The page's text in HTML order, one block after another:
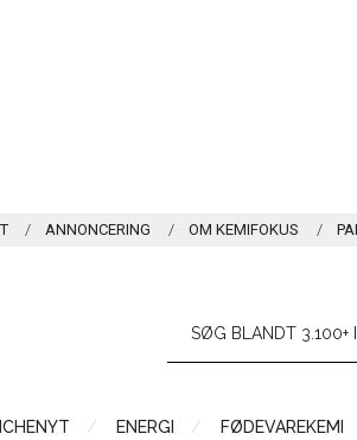
ANNONCERING OM KEMIFOKUS
ENERGI
FØDEVAREKEMI